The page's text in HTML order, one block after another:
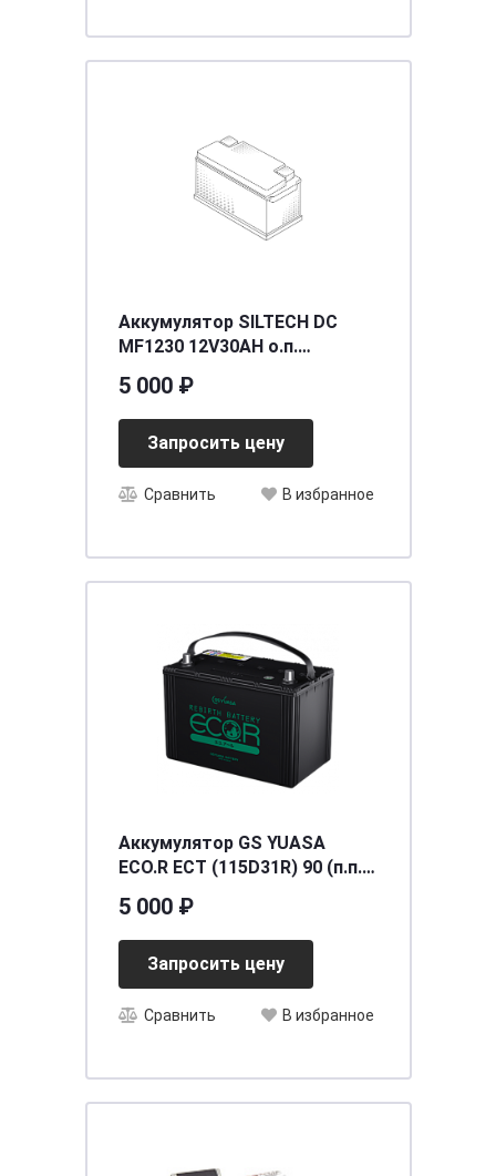
Аккумулятор SILTECH DC
MF1230 12V30AH о.п.
эл (уп.2 шт)
[д167ш127в/175/320
5 000 ₽
Запросить цену
Сравнить В избранное
Аккумулятор GS YUASA
ECO.R ECT (115D31R) 90 (п.п.)
5 000 ₽
Запросить цену
Сравнить В избранное